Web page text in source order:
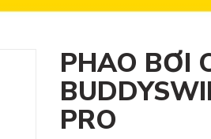
PHAO BƠI
PRO